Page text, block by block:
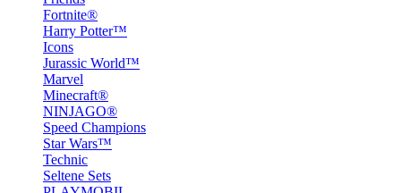
Fortnite®
Harry Potter™
Icons
Jurassic World™
Marvel
Minecraft®
NINJAGO®
Speed Champions
Star Wars™
Technic
Seltene Sets